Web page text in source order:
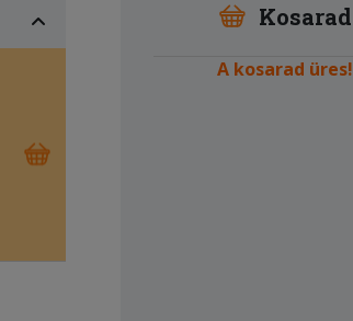
Kosarad
A kosarad üres!